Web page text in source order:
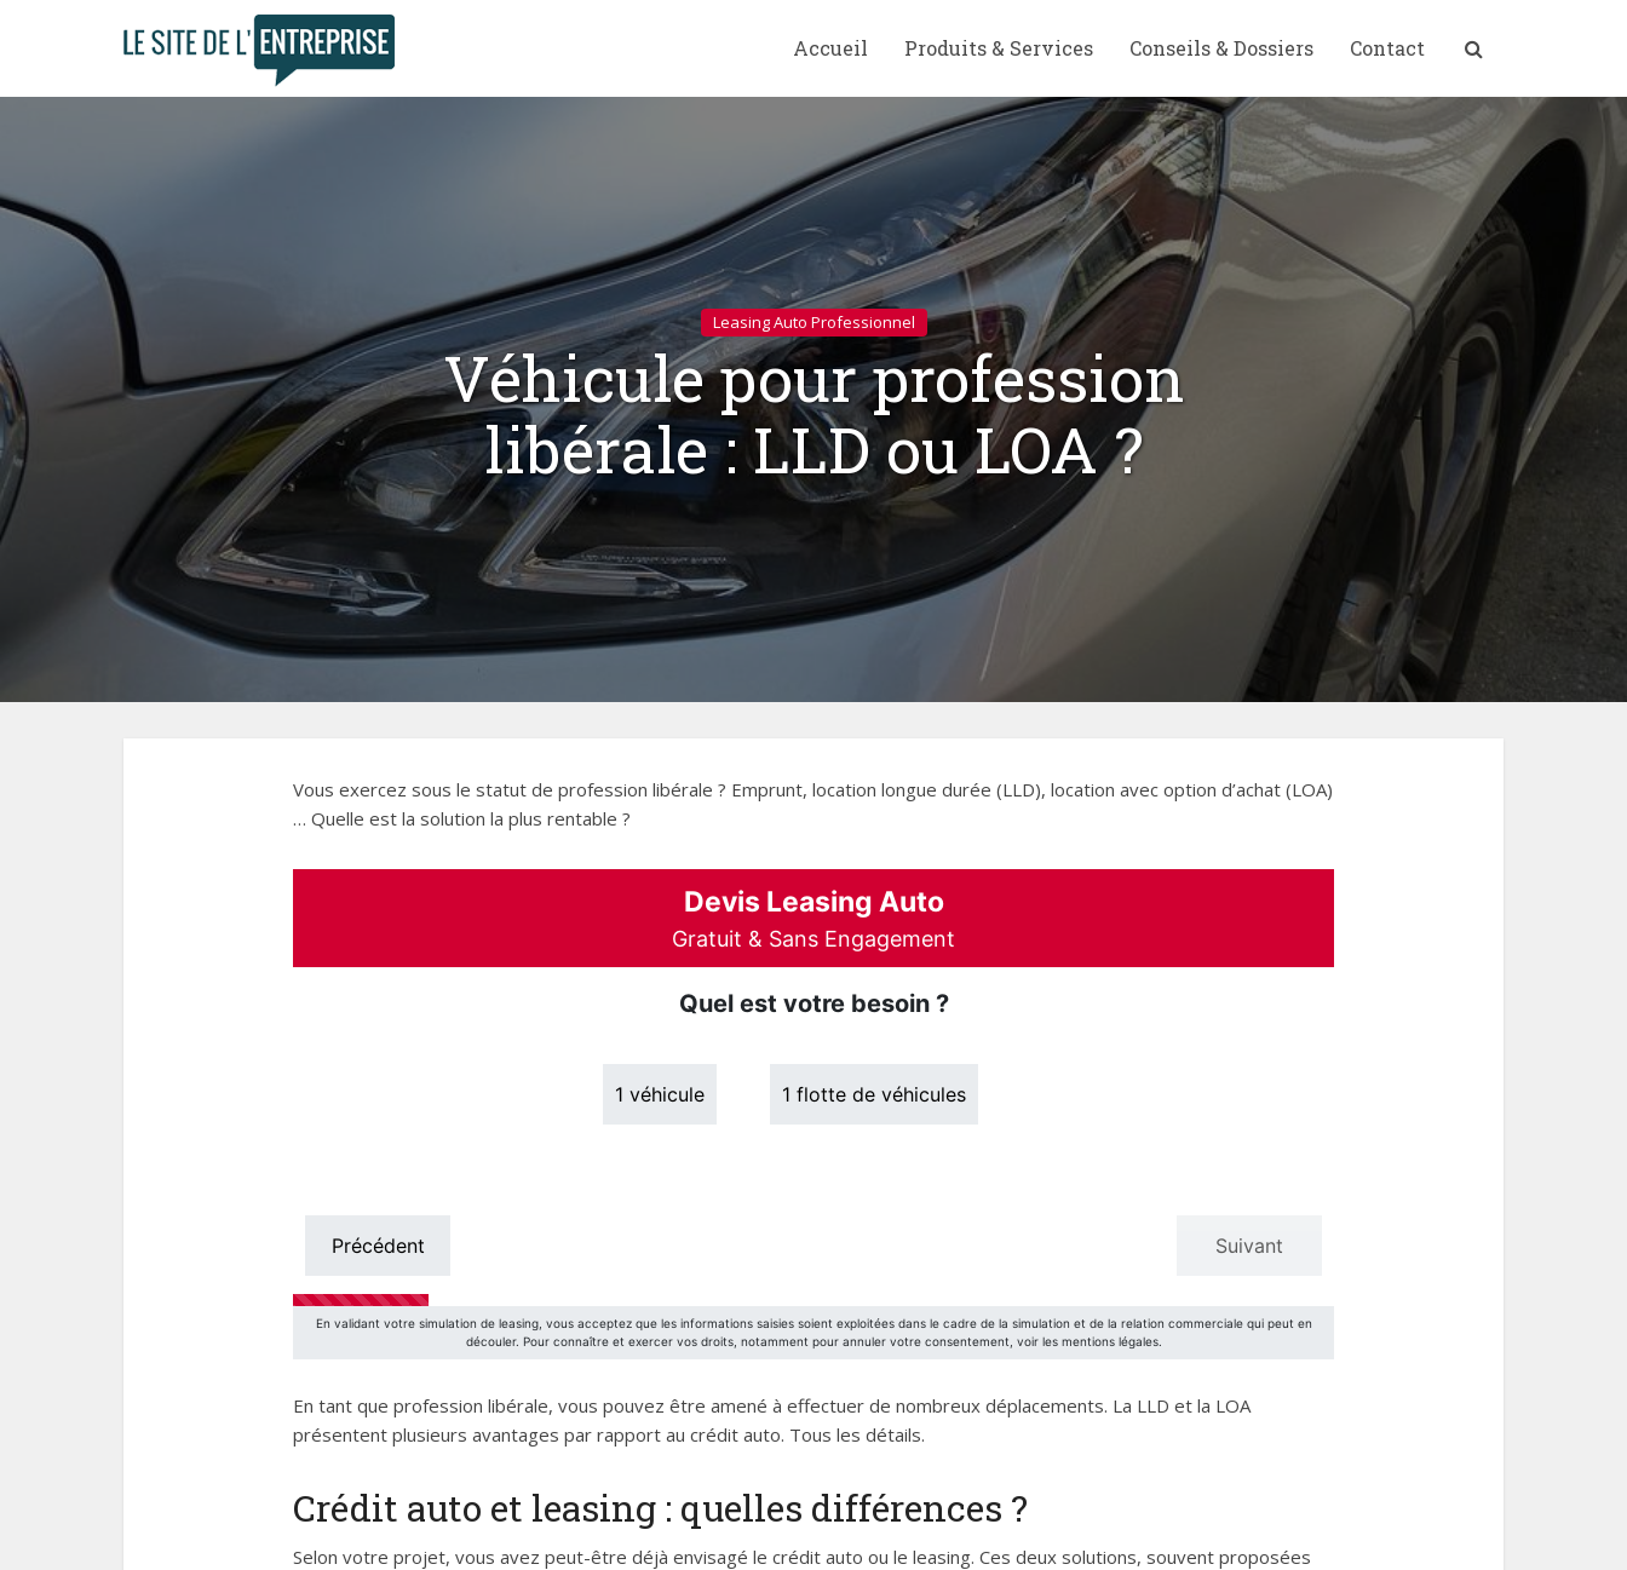
Accueil Produits & Services Conseils & Dossiers Contact
Leasing Auto Professionnel
Véhicule pour profession
libérale : LLD ou LOA ?
Vous exercez sous le statut de profession libérale ? Emprunt, location longue durée (LLD), location avec option d’achat (LOA)
… Quelle est la solution la plus rentable ?
En tant que profession libérale, vous pouvez être amené à effectuer de nombreux déplacements. La LLD et la LOA
présentent plusieurs avantages par rapport au crédit auto. Tous les détails.
Crédit auto et leasing : quelles différences ?
Selon votre projet, vous avez peut-être déjà envisagé le crédit auto ou le leasing. Ces deux solutions, souvent proposées